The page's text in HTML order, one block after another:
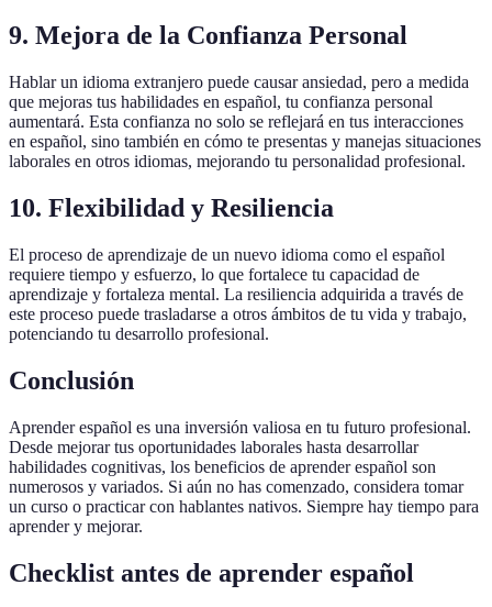
9. Mejora de la Confianza Personal
Hablar un idioma extranjero puede causar ansiedad, pero a medida
que mejoras tus habilidades en español, tu confianza personal
aumentará. Esta confianza no solo se reflejará en tus interacciones
en español, sino también en cómo te presentas y manejas situaciones
laborales en otros idiomas, mejorando tu personalidad profesional.
10. Flexibilidad y Resiliencia
El proceso de aprendizaje de un nuevo idioma como el español
requiere tiempo y esfuerzo, lo que fortalece tu capacidad de
aprendizaje y fortaleza mental. La resiliencia adquirida a través de
este proceso puede trasladarse a otros ámbitos de tu vida y trabajo,
potenciando tu desarrollo profesional.
Conclusión
Aprender español es una inversión valiosa en tu futuro profesional.
Desde mejorar tus oportunidades laborales hasta desarrollar
habilidades cognitivas, los beneficios de aprender español son
numerosos y variados. Si aún no has comenzado, considera tomar
un curso o practicar con hablantes nativos. Siempre hay tiempo para
aprender y mejorar.
Checklist antes de aprender español